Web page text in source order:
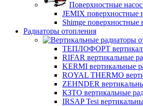
Поверхностные
JEMIX поверхностные
Shimge поверхностные
Радиаторы отопления
ТЕПЛОФОРТ
RIFAR вертикальные
KERMI вертикальные
ROYAL THERMO
ZEHNDER
КЗТО вертикальные
IRSAP Tesi